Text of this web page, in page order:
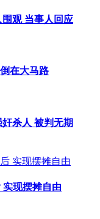
观 当事人回应
在大马路
杀人 被判无期
现摆摊自由